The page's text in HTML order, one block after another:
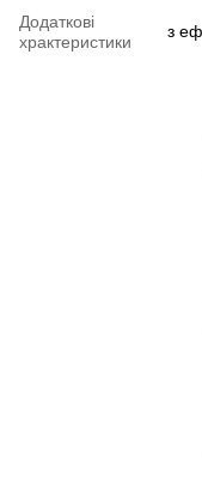
Додаткові
храктеристики
з